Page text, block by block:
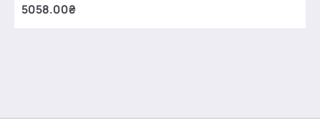
5058.00₴